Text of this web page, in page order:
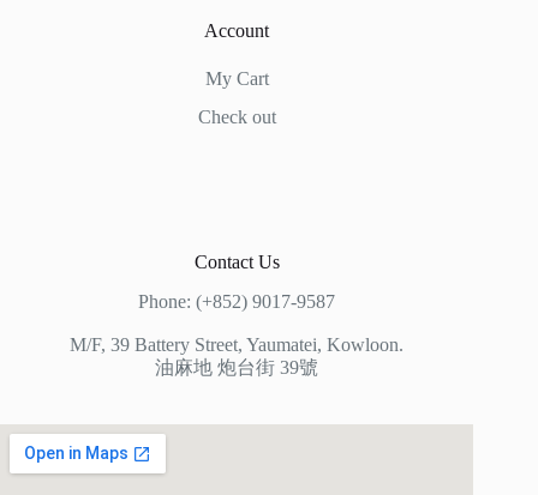
Account
My Cart
Check out
Contact Us
Phone: (+852) 9017-9587
M/F, 39 Battery Street, Yaumatei, Kowloon.
油麻地 炮台街 39號